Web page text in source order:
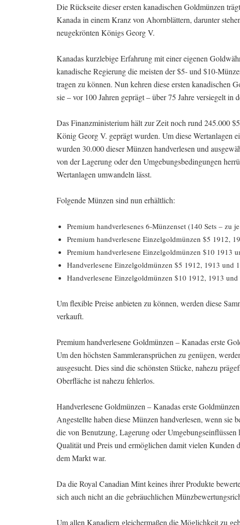
Die Rückseite dieser ersten kanadischen Goldmünzen
Kanada in einem Kranz von Ahornblättern, darunter
neugekrönten Königs Georg V.
Kanadas kurzlebige Erfahrung mit einer eigenen
kanadische Regierung die meisten der $5- und $10-
tragen zu können. Nun kehren diese ersten kanadischen
sie – vor 100 Jahren geprägt – über 75 Jahre versiegelt
Das Finanzministerium hält zur Zeit noch rund 245.000
König Georg V. geprägt wurden. Um diese Wertanlagen
wurden 30.000 dieser Münzen handverlesen und
von der Lagerung oder den Umgebungsbedingungen
Wertanlagen umwandeln lässt.
Folgende Münzen sind nun erhältlich:
Premium handverlesenes 6-Münzenset (140 Sets – zu
Premium handverlesene Einzelgoldmünzen $5 1912,
Premium handverlesene Einzelgoldmünzen $10 1913
Handverlesene Einzelgoldmünzen $5 1912, 1913 und
Handverlesene Einzelgoldmünzen $10 1912, 1913
Um flexible Preise anbieten zu können, werden diese
verkauft.
Premium handverlesene Goldmünzen – Kanadas erste
Um den höchsten Sammleransprüchen zu genügen,
ausgesucht. Dies sind die schönsten Stücke, nahezu
Oberfläche ist nahezu fehlerlos.
Handverlesene Goldmünzen – Kanadas erste Goldmünzen
Angestellte haben diese Münzen handverlesen, wenn sie
die von Benutzung, Lagerung oder
Qualität und Preis und ermöglichen damit vielen Kunden
dem Markt war.
Da die Royal Canadian Mint keines ihrer Produkte
sich auch nicht an die gebräuchlichen
Um allen Kanadiern gleichermaßen die Möglichkeit zu